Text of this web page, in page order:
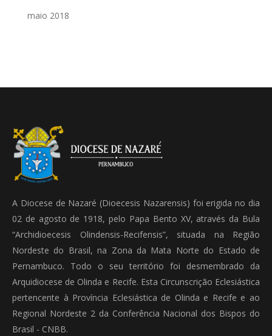
maio 2018
A Diocese de Nazaré (Dioecesis Nazarensis) foi erigida no dia
02 de agosto de 1918, pelo Papa Bento XV, através da Bula
“Archidioecesis Olindensis-Recifensis”, situada na Região
Nordeste do Brasil, na Zona da Mata Norte do Estado de
Pernambuco. Todo o seu território foi desmembrado da
Arquidiocese de Olinda e Recife. Esta Circunscrição Eclesiástica
pertencente à Província Eclesiástica de Olinda e Recife e ao
Regional Nordeste 2 da Conferência Nacional dos Bispos do
Brasil - CNBB.